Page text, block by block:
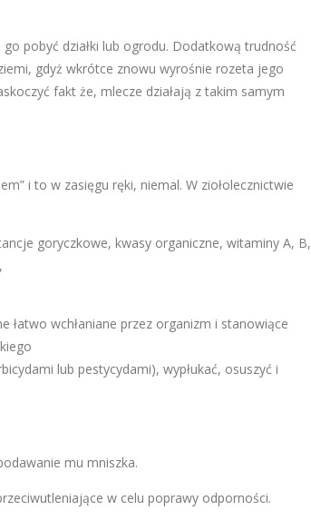
pobyć działki lub ogrodu. Dodatkową trudność
gdyż wkrótce znowu wyrośnie rozeta jego
fakt że, mlecze działają z takim samym
i to w zasięgu ręki, niemal. W ziołolecznictwie
goryczkowe, kwasy organiczne, witaminy A, B,
łatwo wchłaniane przez organizm i stanowiące
lub pestycydami), wypłukać, osuszyć i
mu mniszka.
w celu poprawy odporności.